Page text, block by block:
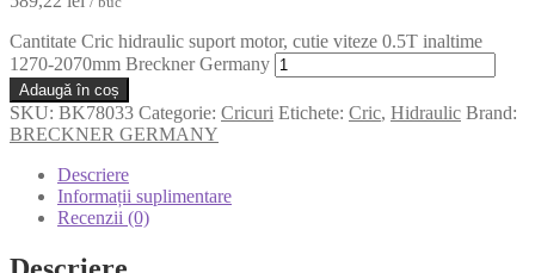
Cantitate Cric hidraulic suport motor, cutie viteze 0.5T inaltime
1270-2070mm Breckner Germany
Adaugă în coș
SKU: BK78033 Categorie: Cricuri Etichete: Cric, Hidraulic Brand:
BRECKNER GERMANY
Descriere
Informații suplimentare
Recenzii (0)